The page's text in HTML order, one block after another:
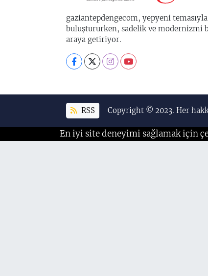
gaziantepdengecom, yepyeni
buluştururken, sadelik ve modernizmi
araya getiriyor.
RSS Copyright © 2023. Her
En iyi site deneyimi sağlamak için